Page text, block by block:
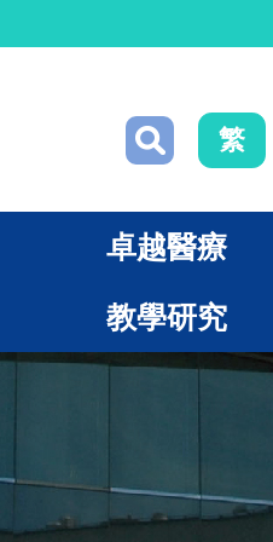
繁
卓越醫療
教學研究